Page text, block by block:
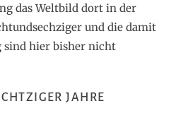
das Weltbild dort in der
und die damit
sind hier bisher nicht
JAHRE